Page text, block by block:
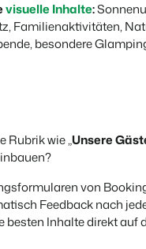
visuelle Inhalte:
Familienaktivitäten,
besondere
Rubrik wie „Unsere
von
Feedback nach
besten Inhalte direkt auf